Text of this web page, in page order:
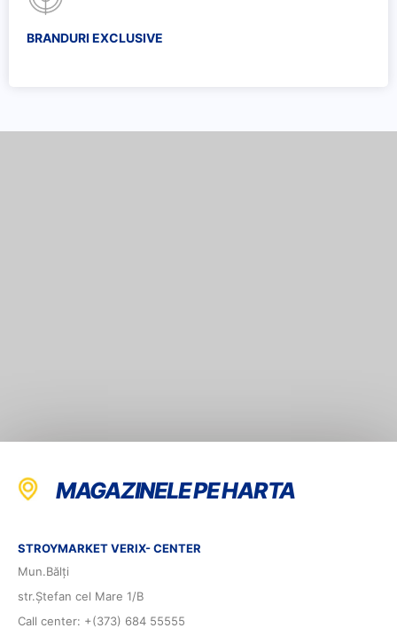
BRANDURI EXCLUSIVE
MAGAZINELE PE HARTA
STROYMARKET VERIX- CENTER
Mun.Bălți
str.Ștefan cel Mare 1/B
Call center: +(373) 684 55555